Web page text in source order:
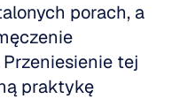
porach, a
tej
praktykę